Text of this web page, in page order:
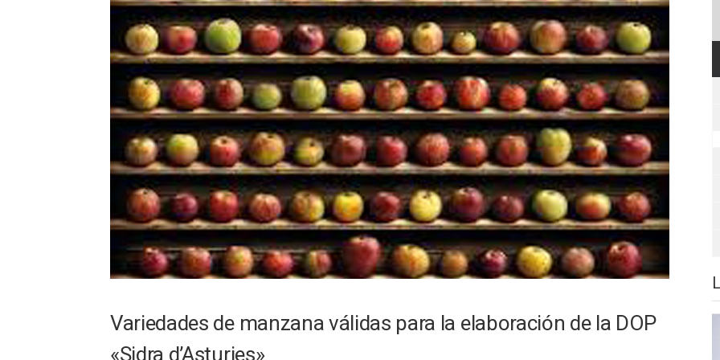
Variedades de manzana válidas para la elaboración de la DOP
«Sidra d’Asturies»